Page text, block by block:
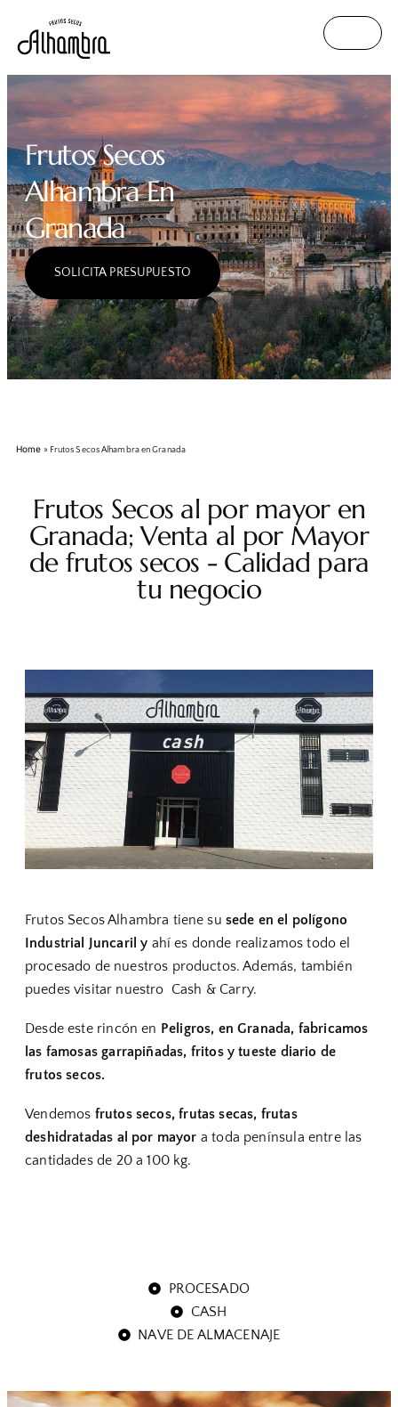
Frutos Secos
Alhambra En
Granada
SOLICITA PRESUPUESTO
Home » Frutos Secos Alhambra en Granada
Frutos Secos al por mayor en
Granada; Venta al por Mayor
de frutos secos - Calidad para
tu negocio
Frutos Secos Alhambra tiene su sede en el polígono
Industrial Juncaril y ahí es donde realizamos todo el
procesado de nuestros productos. Además, también
puedes visitar nuestro Cash & Carry.
Desde este rincón en Peligros, en Granada, fabricamos
las famosas garrapiñadas, fritos y tueste diario de
frutos secos.
Vendemos frutos secos, frutas secas, frutas
deshidratadas al por mayor a toda península entre las
cantidades de 20 a 100 kg.
PROCESADO
CASH
NAVE DE ALMACENAJE